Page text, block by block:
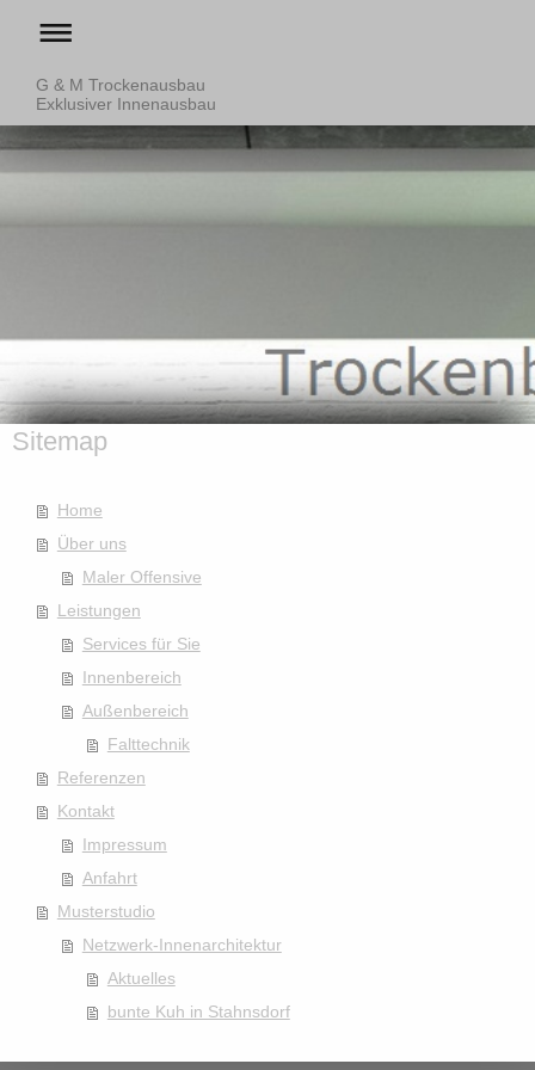
G & M Trockenausbau
Exklusiver Innenausbau
Sitemap
Home
Über uns
Maler Offensive
Leistungen
Services für Sie
Innenbereich
Außenbereich
Falttechnik
Referenzen
Kontakt
Impressum
Anfahrt
Musterstudio
Netzwerk-Innenarchitektur
Aktuelles
bunte Kuh in Stahnsdorf